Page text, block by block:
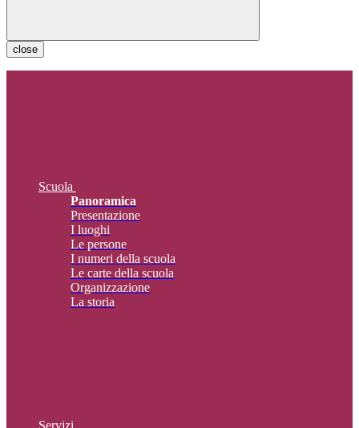
close
Scuola
Panoramica
Presentazione
I luoghi
Le persone
I numeri della scuola
Le carte della scuola
Organizzazione
La storia